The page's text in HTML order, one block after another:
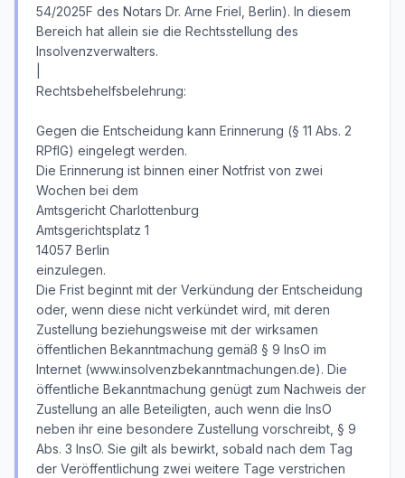
54/2025F des Notars Dr. Arne Friel, Berlin). In diesem
Bereich hat allein sie die Rechtsstellung des
Insolvenzverwalters.
Rechtsbehelfsbelehrung:
Gegen die Entscheidung kann Erinnerung (§ 11 Abs. 2
RPflG) eingelegt werden.
Die Erinnerung ist binnen einer Notfrist von zwei
Wochen bei dem
Amtsgericht Charlottenburg
Amtsgerichtsplatz 1
14057 Berlin
einzulegen.
Die Frist beginnt mit der Verkündung der Entscheidung
oder, wenn diese nicht verkündet wird, mit deren
Zustellung beziehungsweise mit der wirksamen
öffentlichen Bekanntmachung gemäß § 9 InsO im
Internet (www.insolvenzbekanntmachungen.de). Die
öffentliche Bekanntmachung genügt zum Nachweis der
Zustellung an alle Beteiligten, auch wenn die InsO
neben ihr eine besondere Zustellung vorschreibt, § 9
Abs. 3 InsO. Sie gilt als bewirkt, sobald nach dem Tag
der Veröffentlichung zwei weitere Tage verstrichen